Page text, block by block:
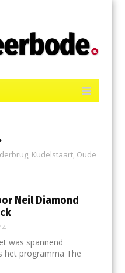
Kudelstaart, Oude
Neil Diamond
was spannend
het programma The